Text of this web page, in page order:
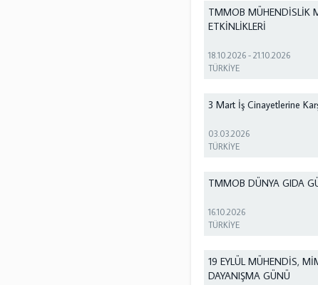
TMMOB MÜHENDİSLİK
ETKİNLİKLERİ
18.10.2026 -21.10.2026
TÜRKİYE
3 Mart İş Cinayetlerine
03.03.2026
TÜRKİYE
TMMOB DÜNYA GIDA
16.10.2026
TÜRKİYE
19 EYLÜL MÜHENDİS,
DAYANIŞMA GÜNÜ